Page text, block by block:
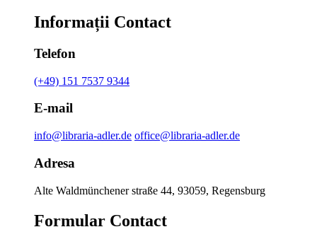
Informații Contact
Telefon
(+49) 151 7537 9344
E-mail
info@libraria-adler.de office@libraria-adler.de
Adresa
Alte Waldmünchener straße 44, 93059, Regensburg
Formular Contact